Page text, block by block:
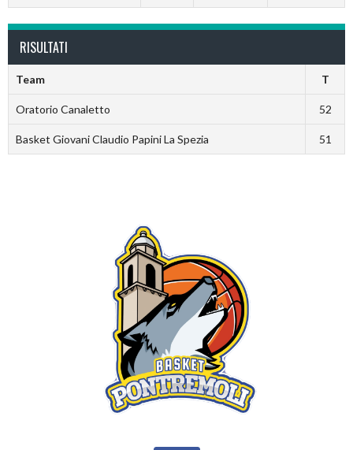
RISULTATI
Team T
Oratorio Canaletto 52
Basket Giovani Claudio Papini La Spezia 51